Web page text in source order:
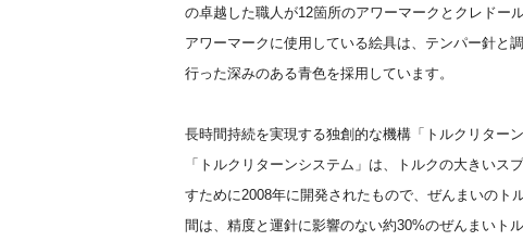
の卓越した職人が12箇所のアワーマークとクレドー
アワーマークに使用している絵具は、テンパー針と
行った深みのある青色を採用しています。
長時間持続を実現する独創的な機構「トルクリターン
「トルクリターンシステム」は、トルクの大きいス
すために2008年に開発されたもので、ぜんまいのト
間は、精度と運針に影響のない約30%のぜんまいト